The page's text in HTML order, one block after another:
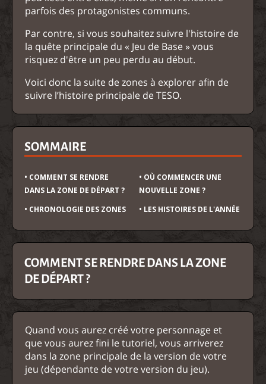
parfois des protagonistes communs.
Par contre, si vous souhaitez suivre l'histoire de
la quête principale du « Jeu de Base » vous
risquez d'être un peu perdu au début.
Voici donc la suite de zones à explorer afin de
suivre l’histoire principale de TESO.
SOMMAIRE
• COMMENT SE RENDRE
DANS LA ZONE DE DÉPART ?
• OÙ COMMENCER UNE
NOUVELLE ZONE ?
• CHRONOLOGIE DES ZONES
• LES HISTOIRES DE L'ANNÉE
COMMENT SE RENDRE DANS LA ZONE
DE DÉPART ?
Quand vous aurez créé votre personnage et
que vous aurez fini le tutoriel, vous arriverez
dans la zone principale de la version de votre
jeu (dépendante de votre version du jeu).